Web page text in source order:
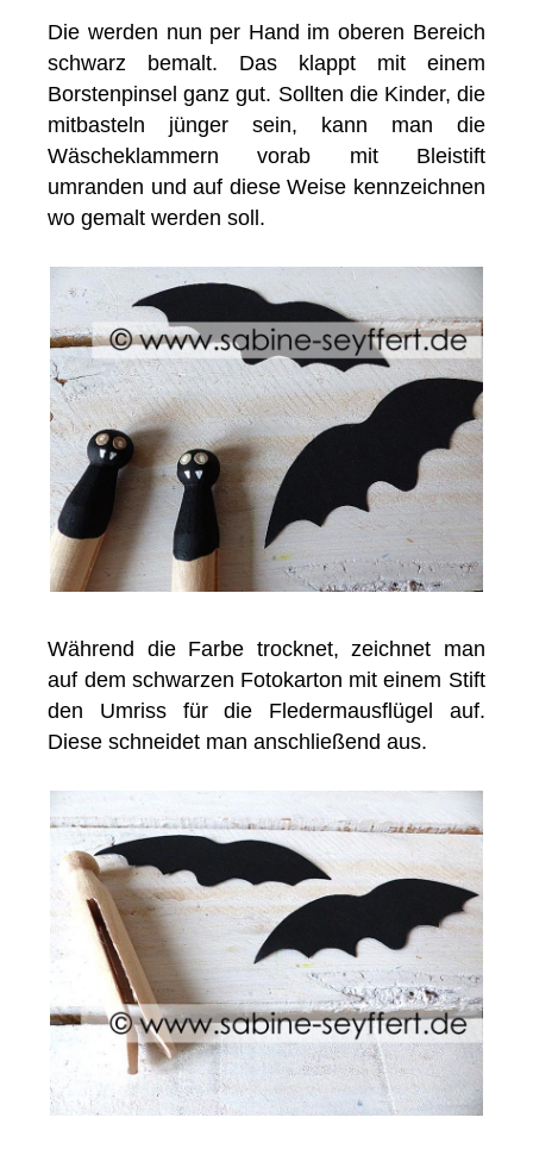
Die werden nun per Hand im oberen Bereich
schwarz bemalt. Das klappt mit einem
Borstenpinsel ganz gut. Sollten die Kinder, die
mitbasteln jünger sein, kann man die
Wäscheklammern vorab mit Bleistift
umranden und auf diese Weise kennzeichnen
wo gemalt werden soll.
Während die Farbe trocknet, zeichnet man
auf dem schwarzen Fotokarton mit einem Stift
den Umriss für die Fledermausflügel auf.
Diese schneidet man anschließend aus.